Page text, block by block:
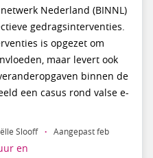
Nederland (BINNL)
gedragsinterventies.
is opgezet om
maar levert ook
binnen de
een casus rond valse e-
Slooff ·
Aangepast feb
en